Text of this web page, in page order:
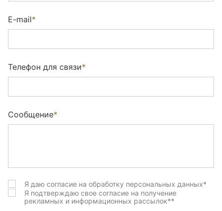
Бруклин (Brushed)
Виксбург (brushed)
Вилетта Натура (brushed)
Гентл (brushed)
Дав грей (Brushed)
Денвер (Wildwood)
E-mail*
Телефон для связи*
Сообщение*
Я даю согласие на обработку персональных данных*
Я подтверждаю свое согласие на получение
рекламных и информационных рассылок**